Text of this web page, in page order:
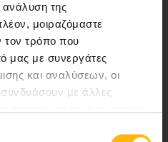
ανάλυση της
μοιραζόμαστε
τον τρόπο που
μας με συνεργάτες
και αναλύσεων, οι
συνδυάσουν με άλλες